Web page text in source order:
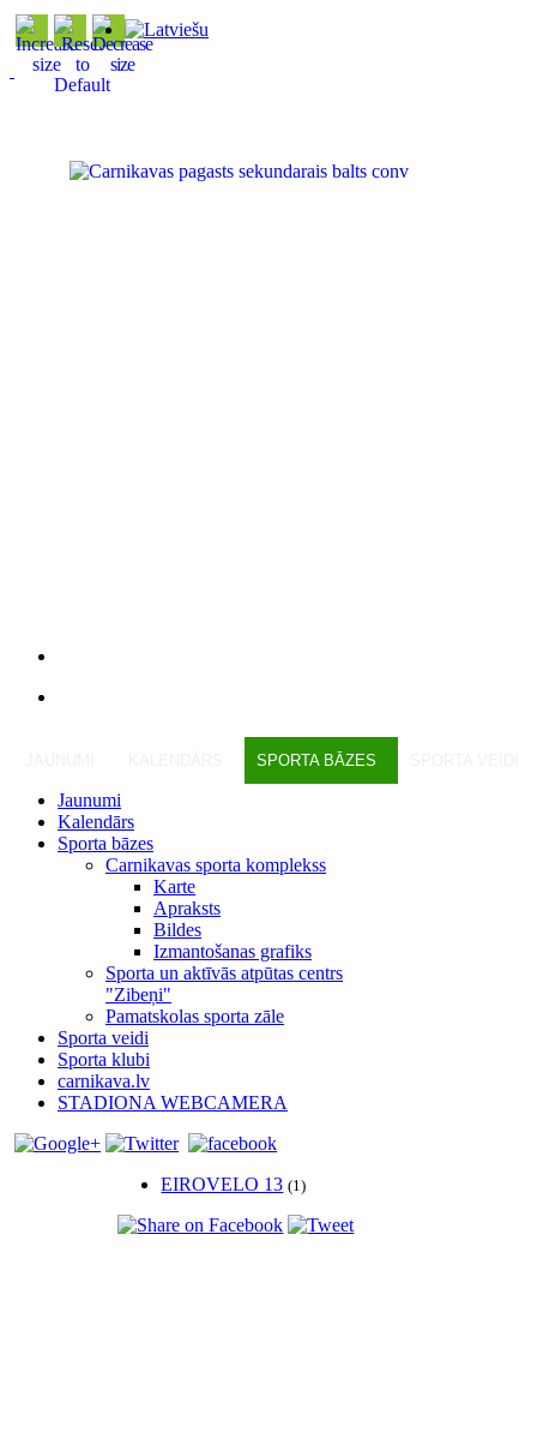
SPORTA BĀZES
Jaunumi
Kalendārs
Sporta bāzes
Carnikavas sporta komplekss
Karte
Apraksts
Bildes
Izmantošanas grafiks
Sporta un aktīvās atpūtas centrs
"Zibeņi"
Pamatskolas sporta zāle
Sporta veidi
Sporta klubi
carnikava.lv
STADIONA WEBCAMERA
EIROVELO 13 (1)